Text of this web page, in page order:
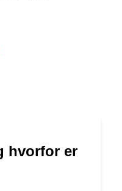
hvorfor er